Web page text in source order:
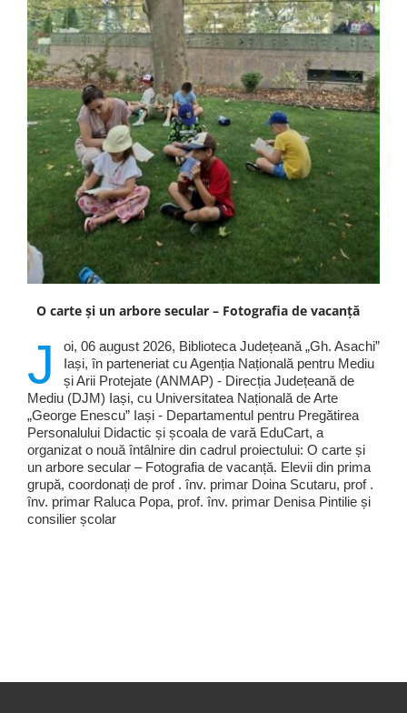
O carte și un arbore secular – Fotografia de vacanță
J
oi, 06 august 2026, Biblioteca Județeană „Gh. Asachi”
Iași, în parteneriat cu Agenția Națională pentru Mediu
și Arii Protejate (ANMAP) - Direcția Județeană de
Mediu (DJM) Iași, cu Universitatea Națională de Arte
„George Enescu” Iași - Departamentul pentru Pregătirea
Personalului Didactic și școala de vară EduCart, a
organizat o nouă întâlnire din cadrul proiectului: O carte și
un arbore secular – Fotografia de vacanță. Elevii din prima
grupă, coordonați de prof . înv. primar Doina Scutaru, prof .
înv. primar Raluca Popa, prof. înv. primar Denisa Pintilie și
consilier școlar